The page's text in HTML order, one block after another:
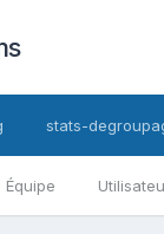
Équipe
stats-